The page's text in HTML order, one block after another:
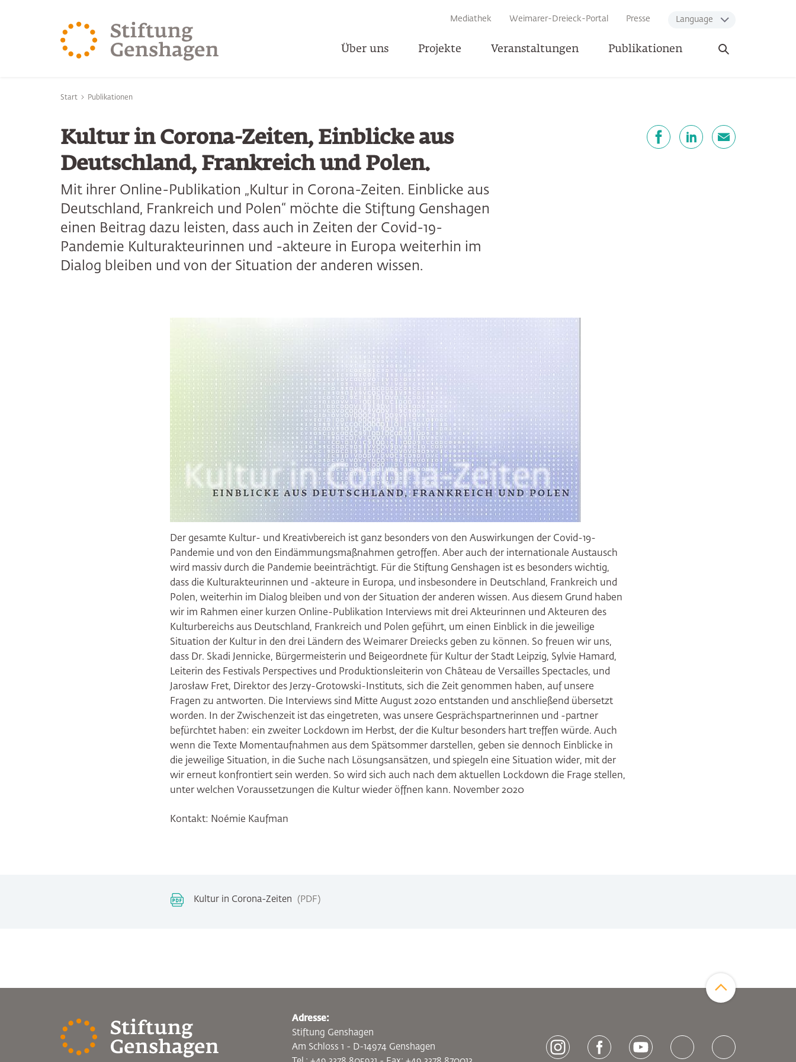
Mediathek Weimarer-Dreieck-Portal Presse Language
Über uns Projekte Veranstaltungen Publikationen
Suche
öffnen
Sie befinden sich hier:
Start Publikationen
Kultur in Corona-Zeiten, Einblicke aus
Deutschland, Frankreich und Polen.
Mit ihrer Online-Publikation „Kultur in Corona-Zeiten. Einblicke aus
Deutschland, Frankreich und Polen“ möchte die Stiftung Genshagen
einen Beitrag dazu leisten, dass auch in Zeiten der Covid-19-
Pandemie Kulturakteurinnen und -akteure in Europa weiterhin im
Dialog bleiben und von der Situation der anderen wissen.
Der gesamte Kultur- und Kreativbereich ist ganz besonders von den Auswirkungen der Covid-19-
Pandemie und von den Eindämmungsmaßnahmen getroffen. Aber auch der internationale Austausch
wird massiv durch die Pandemie beeinträchtigt. Für die Stiftung Genshagen ist es besonders wichtig,
dass die Kulturakteurinnen und -akteure in Europa, und insbesondere in Deutschland, Frankreich und
Polen, weiterhin im Dialog bleiben und von der Situation der anderen wissen. Aus diesem Grund haben
wir im Rahmen einer kurzen Online-Publikation Interviews mit drei Akteurinnen und Akteuren des
Kulturbereichs aus Deutschland, Frankreich und Polen geführt, um einen Einblick in die jeweilige
Situation der Kultur in den drei Ländern des Weimarer Dreiecks geben zu können. So freuen wir uns,
dass Dr. Skadi Jennicke, Bürgermeisterin und Beigeordnete für Kultur der Stadt Leipzig, Sylvie Hamard,
Leiterin des Festivals Perspectives und Produktionsleiterin von Château de Versailles Spectacles, und
Jarosław Fret, Direktor des Jerzy-Grotowski-Instituts, sich die Zeit genommen haben, auf unsere
Fragen zu antworten. Die Interviews sind Mitte August 2020 entstanden und anschließend übersetzt
worden. In der Zwischenzeit ist das eingetreten, was unsere Gesprächspartnerinnen und -partner
befürchtet haben: ein zweiter Lockdown im Herbst, der die Kultur besonders hart treffen würde. Auch
wenn die Texte Momentaufnahmen aus dem Spätsommer darstellen, geben sie dennoch Einblicke in
die jeweilige Situation, in die Suche nach Lösungsansätzen, und spiegeln eine Situation wider, mit der
wir erneut konfrontiert sein werden. So wird sich auch nach dem aktuellen Lockdown die Frage stellen,
unter welchen Voraussetzungen die Kultur wieder öffnen kann. November 2020
Kontakt: Noémie Kaufman
Kultur in Corona-Zeiten PDF
[socialLinksTitle]
Adresse:
Stiftung Genshagen
Am Schloss 1 - D-14974 Genshagen